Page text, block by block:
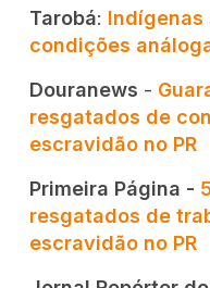
Tarobá: Indígenas
condições
Douranews -
resgatados de
escravidão no PR
Primeira Página -
resgatados de
escravidão no PR